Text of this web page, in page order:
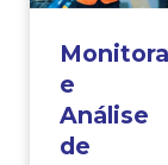
e
Análise
de